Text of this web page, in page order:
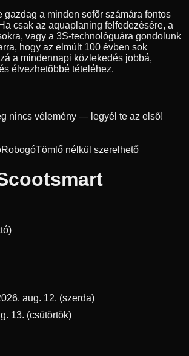
gazdag a minden sofõr számára fontos
csak az aquaplaning felfedezésére, a
vagy a 3S-technológuára gondolunk
hogy az elmúlt 100 évben sok
a mindennapi közlekedés jobbá,
élvezhetõbbé tételéhez.
nincs vélemény — legyél te az első!
RobogóTömlő nélkül szerelhető
aug. 12. (szerda)
13. (csütörtök)